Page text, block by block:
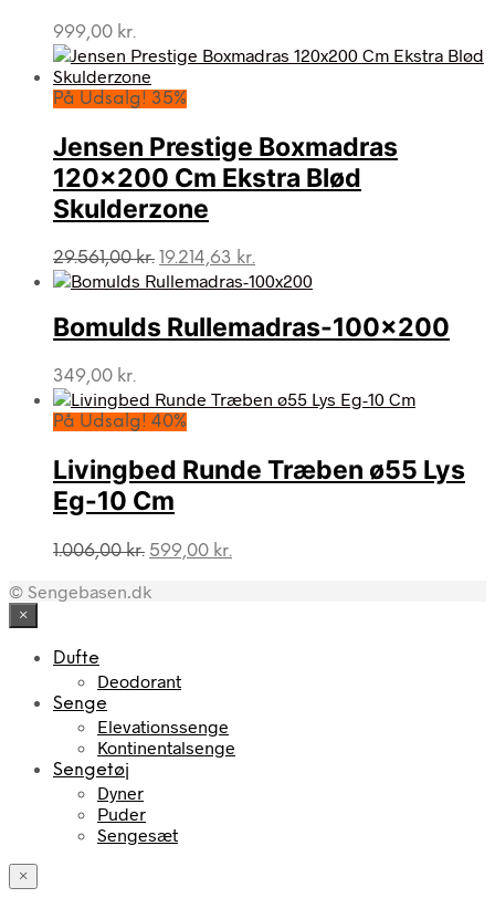
999,00 kr.
På Udsalg! 35%
Jensen Prestige Boxmadras
120×200 Cm Ekstra Blød
Skulderzone
29.561,00kr. Den
oprindelige
var:
29.561,00 kr..
19.214,63 kr.
aktuelle
er:
19.214,63 kr..
Bomulds Rullemadras-100×200
349,00 kr.
På Udsalg! 40%
Livingbed Runde Træben ø55 Lys
Eg-10 Cm
1.006,00kr. Den
pris
599,00 kr.
© Sengebasen.dk
×
Dufte
Deodorant
Senge
Elevationssenge
Kontinentalsenge
Sengetøj
Dyner
Puder
Sengesæt
×